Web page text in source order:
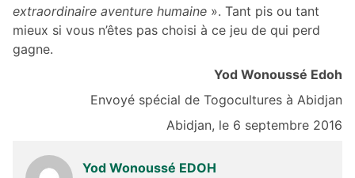
extraordinaire aventure humaine ». Tant pis ou tant
mieux si vous n’êtes pas choisi à ce jeu de qui perd
gagne.
Yod Wonoussé Edoh
Envoyé spécial de Togocultures à Abidjan
Abidjan, le 6 septembre 2016
Yod Wonoussé EDOH